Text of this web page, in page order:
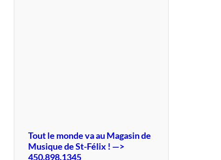
Tout le monde va au Magasin de
Musique de St-Félix ! —>
450.898.1345